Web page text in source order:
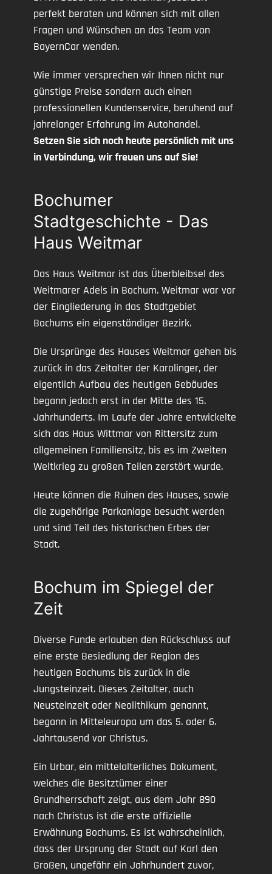
perfekt beraten und können sich mit allen
Fragen und Wünschen an das Team von
BayernCar wenden.
Wie immer versprechen wir Ihnen nicht nur
günstige Preise sondern auch einen
professionellen Kundenservice, beruhend auf
jahrelanger Erfahrung im Autohandel.
Setzen Sie sich noch heute persönlich mit uns
in Verbindung, wir freuen uns auf Sie!
Bochumer
Stadtgeschichte - Das
Haus Weitmar
Das Haus Weitmar ist das Überbleibsel des
Weitmarer Adels in Bochum. Weitmar war vor
der Eingliederung in das Stadtgebiet
Bochums ein eigenständiger Bezirk.
Die Ursprünge des Hauses Weitmar gehen bis
zurück in das Zeitalter der Karolinger, der
eigentlich Aufbau des heutigen Gebäudes
begann jedoch erst in der Mitte des 15.
Jahrhunderts. Im Laufe der Jahre entwickelte
sich das Haus Wittmar von Rittersitz zum
allgemeinen Familiensitz, bis es im Zweiten
Weltkrieg zu großen Teilen zerstört wurde.
Heute können die Ruinen des Hauses, sowie
die zugehörige Parkanlage besucht werden
und sind Teil des historischen Erbes der
Stadt.
Bochum im Spiegel der
Zeit
Diverse Funde erlauben den Rückschluss auf
eine erste Besiedlung der Region des
heutigen Bochums bis zurück in die
Jungsteinzeit. Dieses Zeitalter, auch
Neusteinzeit oder Neolithikum genannt,
begann in Mitteleuropa um das 5. oder 6.
Jahrtausend vor Christus.
Ein Urbar, ein mittelalterliches Dokument,
welches die Besitztümer einer
Grundherrschaft zeigt, aus dem Jahr 890
nach Christus ist die erste offizielle
Erwähnung Bochums. Es ist wahrscheinlich,
dass der Ursprung der Stadt auf Karl den
Großen, ungefähr ein Jahrhundert zuvor,